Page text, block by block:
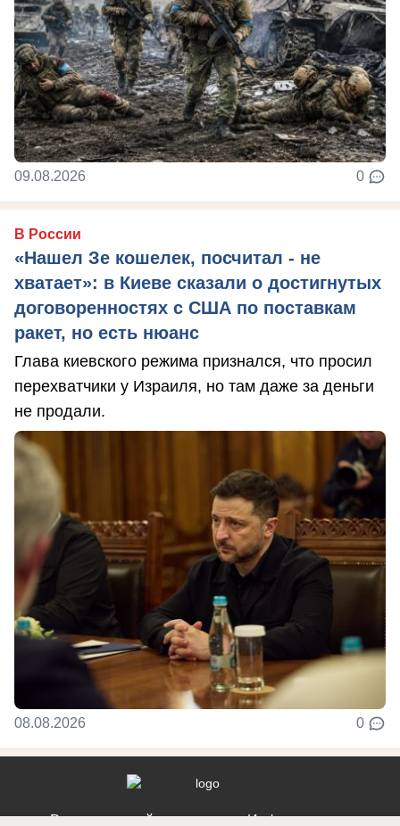
09.08.2026 0
В России
«Нашел Зе кошелек, посчитал - не
хватает»: в Киеве сказали о достигнутых
договоренностях с США по поставкам
ракет, но есть нюанс
Глава киевского режима признался, что просил
перехватчики у Израиля, но там даже за деньги
не продали.
08.08.2026 0
Реклама на сайте Информация